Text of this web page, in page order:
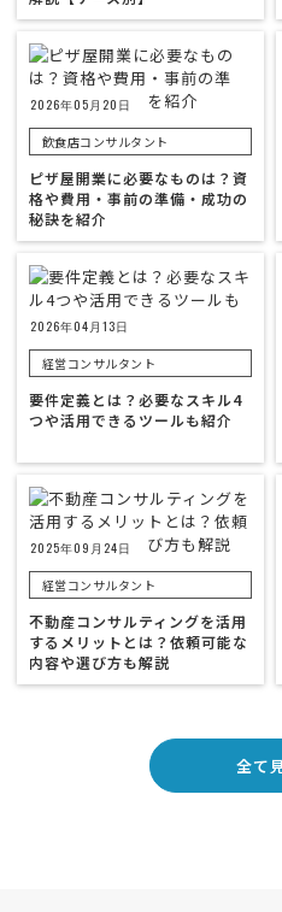
2026年05月20日
飲食店コンサルタント
ピザ屋開業に必要なものは？資
格や費用・事前の準備・成功の
秘訣を紹介
2026年04月13日
経営コンサルタント
要件定義とは？必要なスキル4
つや活用できるツールも紹介
2025年09月24日
経営コンサルタント
不動産コンサルティングを活用
するメリットとは？依頼可能な
内容や選び方も解説
全て